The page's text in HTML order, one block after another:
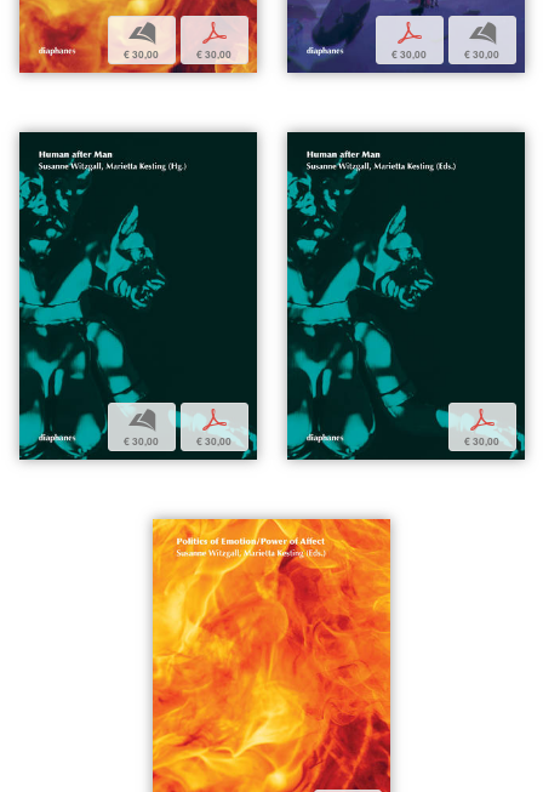
b
€ 30,00
p
€ 30,00
p
€ 30,00
b
€ 30,00
b
€ 30,00
p
€ 30,00
p
€ 30,00